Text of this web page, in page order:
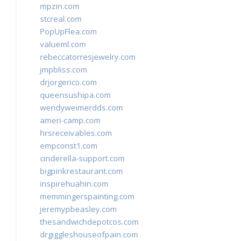
mpzin.com
stcreal.com
PopUpFlea.com
valueml.com
rebeccatorresjewelry.com
jmpbliss.com
drjorgerico.com
queensushipa.com
wendyweimerdds.com
ameri-camp.com
hrsreceivables.com
empconst1.com
cinderella-support.com
bigpinkrestaurant.com
inspirehuahin.com
memmingerspainting.com
jeremypbeasley.com
thesandwichdepotcos.com
drgiggleshouseofpain.com